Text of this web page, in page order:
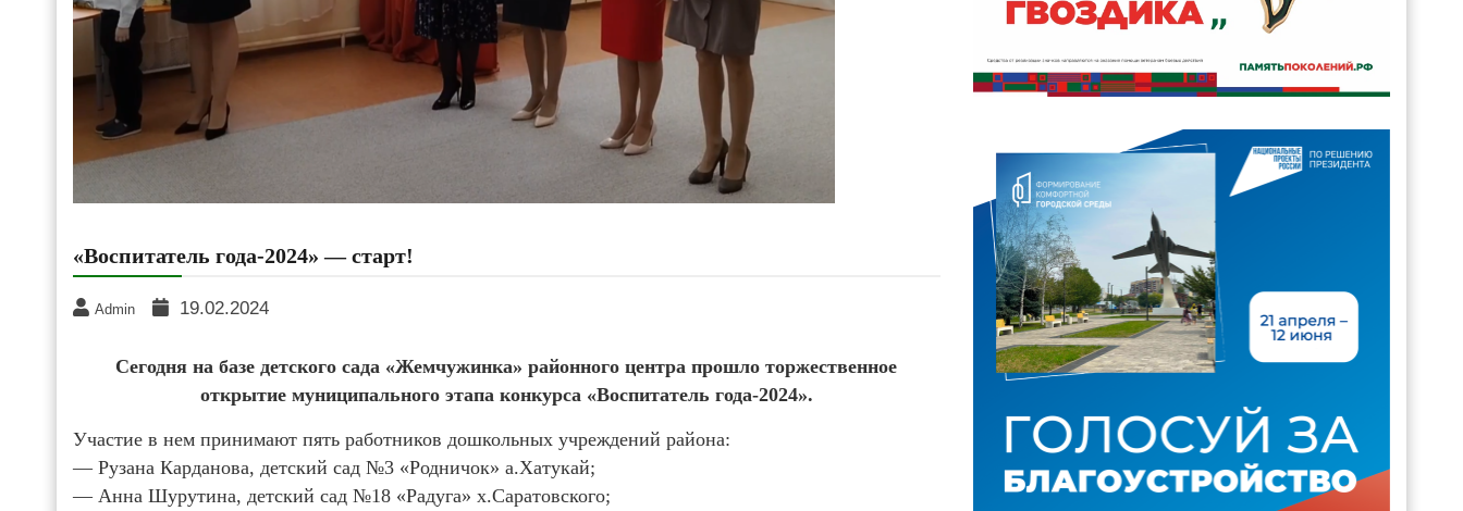
«Воспитатель года-2024» — старт!
Admin 19.02.2024
Сегодня на базе детского сада «Жемчужинка» районного центра прошло торжественное
открытие муниципального этапа конкурса «Воспитатель года-2024».
Участие в нем принимают пять работников дошкольных учреждений района:
— Рузана Карданова, детский сад №3 «Родничок» а.Хатукай;
— Анна Шурутина, детский сад №18 «Радуга» х.Саратовского;